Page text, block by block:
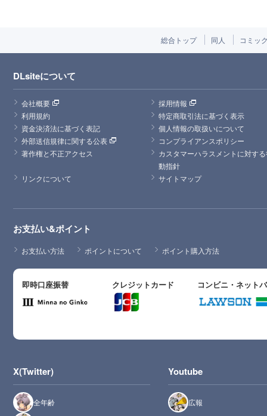
総合トップ 同人 コミッ
DLsiteについて
会社概要
採用情報
利用規約
特定商取引法に基づく表示
資金決済法に基づく表記
個人情報の取扱いについて
外部送信規律に関する公表
コンプライアンスポリシー
著作権と不正アクセス
カスタマーハラスメントに対す
動指針
リンクについて
サイトマップ
お支払い&ポイント
お支払い方法 ポイントについて ポイント購入方法
即時口座振替 クレジットカード コンビニ・ネット
X(Twitter)
全年齢
Youtube
広報